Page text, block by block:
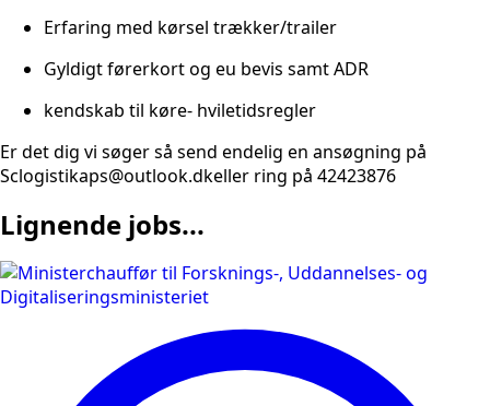
Erfaring med kørsel trækker/trailer
Gyldigt førerkort og eu bevis samt ADR
kendskab til køre- hviletidsregler
Er det dig vi søger så send endelig en ansøgning på
Sclogistikaps@outlook.dkeller ring på 42423876
Lignende jobs...